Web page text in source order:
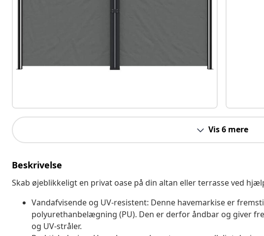
Vis 6 mere
Beskrivelse
Skab øjeblikkeligt en privat oase på din altan eller terrasse ved
Vandafvisende og UV-resistent: Denne havemarkise er
polyurethanbelægning (PU). Den er derfor åndbar og giver
og UV-stråler.